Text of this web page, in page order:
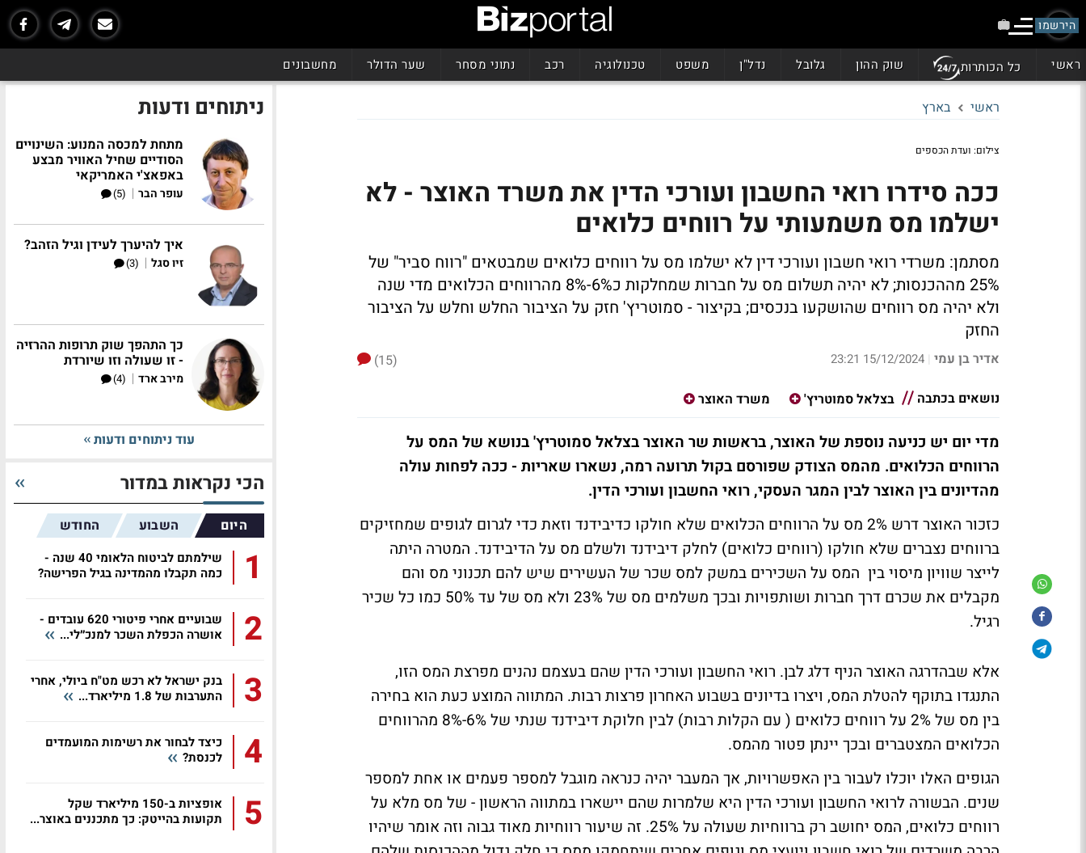
הירשמו
ראשי כל הכותרות שוק ההון גלובל נדל"ן משפט טכנולוגיה רכב נתוני מסחר שער הדולר מחשבונים
ראשי בארץ
צילום: ועדת הכספים
ככה סידרו רואי החשבון ועורכי הדין את משרד האוצר - לא
ישלמו מס משמעותי על רווחים כלואים
מסתמן: משרדי רואי חשבון ועורכי דין לא ישלמו מס על רווחים כלואים שמבטאים "רווח סביר" של
25% מההכנסות; לא יהיה תשלום מס על חברות שמחלקות כ6%-8% מהרווחים הכלואים מדי שנה
ולא יהיה מס רווחים שהושקעו בנכסים; בקיצור - סמוטריץ' חזק על הציבור החלש וחלש על הציבור
החזק
אדיר בן עמי |
15/12/2024 23:21
(15)
נושאים בכתבה
בצלאל סמוטריץ' משרד האוצר
מדי יום יש כניעה נוספת של האוצר, בראשות שר האוצר בצלאל סמוטריץ' בנושא של המס על
הרווחים הכלואים. מהמס הצודק שפורסם בקול תרועה רמה, נשארו שאריות - ככה לפחות עולה
מהדיונים בין האוצר לבין המגר העסקי, רואי החשבון ועורכי הדין.
כזכור האוצר דרש 2% מס על הרווחים הכלואים שלא חולקו כדיבידנד וזאת כדי לגרום לגופים שמחזיקים
ברווחים נצברים שלא חולקו (רווחים כלואים) לחלק דיבידנד ולשלם מס על הדיבידנד. המטרה היתה
לייצר שוויון מיסוי בין המס על השכירים במשק למס שכר של העשירים שיש להם תכנוני מס והם
מקבלים את שכרם דרך חברות ושותפויות ובכך משלמים מס של 23% ולא מס של עד 50% כמו כל שכיר
רגיל.
אלא שבהדרגה האוצר הניף דלג לבן. רואי החשבון ועורכי הדין שהם בעצמם נהנים מפרצת המס הזו,
התנגדו בתוקף להטלת המס, ויצרו בדיונים בשבוע האחרון פרצות רבות. המתווה המוצע כעת הוא בחירה
בין מס של 2% על רווחים כלואים ( עם הקלות רבות) לבין חלוקת דיבידנד שנתי של 6%-8% מהרווחים
הכלואים המצטברים ובכך יינתן פטור מהמס.
הגופים האלו יוכלו לעבור בין האפשרויות, אך המעבר יהיה כנראה מוגבל למספר פעמים או אחת למספר
שנים. הבשורה לרואי החשבון ועורכי הדין היא שלמרות שהם יישארו במתווה הראשון - של מס מלא על
רווחים כלואים, המס יחושב רק ברווחיות שעולה על 25%. זה שיעור רווחיות מאוד גבוה וזה אומר שיהיו
ניתוחים ודעות
מתחת למכסה המנוע: השינויים
הסודיים שחיל האוויר מבצע
באפאצ'י האמריקאי
עופר הבר |
(5)
איך להיערך לעידן וגיל הזהב?
זיו סגל |
(3)
כך התהפך שוק תרופות ההרזיה
- זו שעולה וזו שיורדת
מירב ארד |
(4)
עוד ניתוחים ודעות
הכי נקראות במדור
היום השבוע החודש
1
שילמתם לביטוח הלאומי 40 שנה -
כמה תקבלו מהמדינה בגיל הפרישה?
2
שבועיים אחרי פיטורי 620 עובדים -
אושרה הכפלת השכר למנכ״לי...
3
בנק ישראל לא רכש מט"ח ביולי, אחרי
התערבות של 1.8 מיליארד...
4
כיצד לבחור את רשימות המועמדים
לכנסת?
5
אופציות ב-150 מיליארד שקל
תקועות בהייטק: כך מתכננים באוצר...